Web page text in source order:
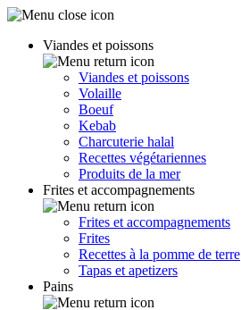
Viandes et poissons
Viandes et poissons
Volaille
Boeuf
Kebab
Charcuterie halal
Recettes végétariennes
Produits de la mer
Frites et accompagnements
Frites et accompagnements
Frites
Recettes à la pomme de terre
Tapas et apetizers
Pains